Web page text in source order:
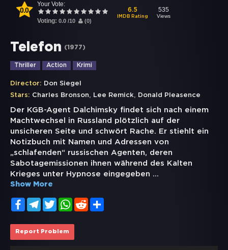
0.0
Your Vote:
Voting: 0.0 /10 (0)
6.5
IMDB Rating
535
Views
Telefon (1977)
Thriller Action Krimi
Director: Don Siegel
Stars: Charles Bronson, Lee Remick, Donald Pleasence
Der KGB-Agent Dalchimsky findet sich nach einem
Machtwechsel in Russland plötzlich auf der
unsicheren Seite und schwört Rache. Er stiehlt ein
Notizbuch mit Namen und Adressen von
„schlafenden“ russischen Agenten, deren
Sabotagemissionen ihnen während des Kalten
Krieges unter Hypnose eingegeben ...
Show More
FacebookTelegramTwitterWhatsApp
Reddit
Report Problem